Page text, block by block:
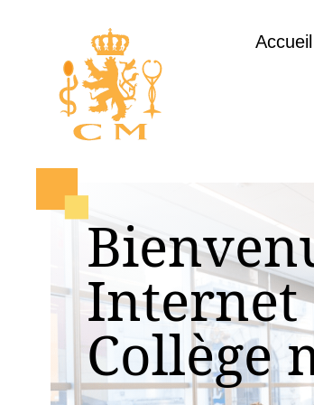
Accueil
Internet
Collège